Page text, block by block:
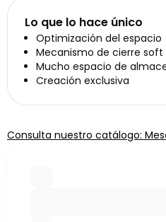
Lo que lo hace único
Optimización del espacio
Mecanismo de cierre soft
Mucho espacio de
Creación exclusiva
Consulta nuestro catálogo: